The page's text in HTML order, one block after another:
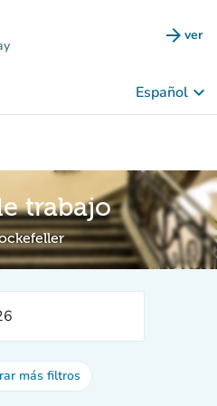
arrow_forward ver
Español keyboard_arrow_down
trabajo
más filtros